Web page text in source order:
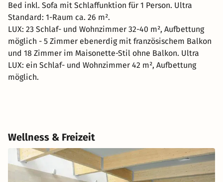
Bed inkl. Sofa mit Schlaffunktion für 1 Person. Ultra
Standard: 1-Raum ca. 26 m².
LUX: 23 Schlaf- und Wohnzimmer 32-40 m², Aufbettung
möglich - 5 Zimmer ebenerdig mit französischem Balkon
und 18 Zimmer im Maisonette-Stil ohne Balkon. Ultra
LUX: ein Schlaf- und Wohnzimmer 42 m², Aufbettung
möglich.
Wellness & Freizeit